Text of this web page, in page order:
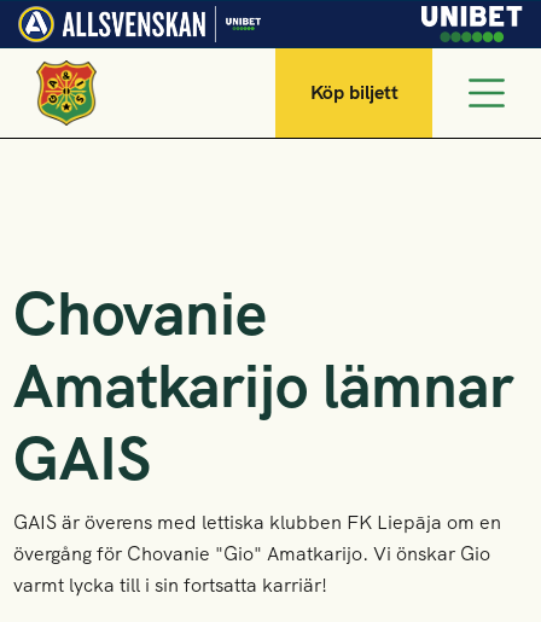
Köp biljett
Chovanie
Amatkarijo lämnar
GAIS
GAIS är överens med lettiska klubben FK Liepāja om en
övergång för Chovanie "Gio" Amatkarijo. Vi önskar Gio
varmt lycka till i sin fortsatta karriär!